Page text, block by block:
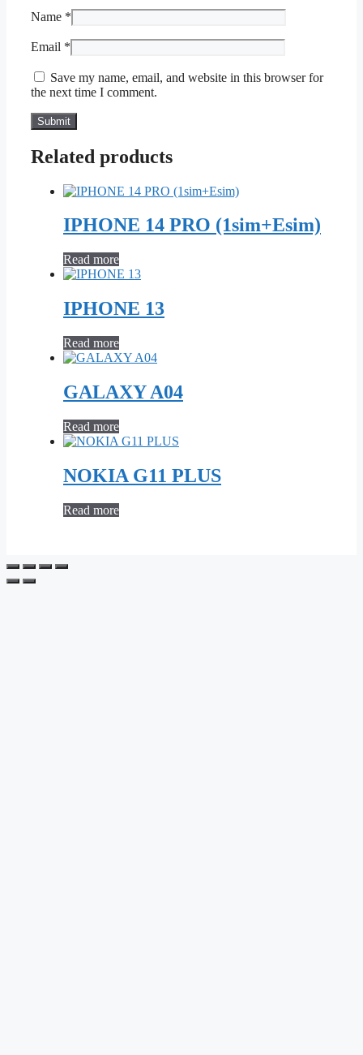
Name *
Email *
Save my name, email, and website in this browser for
the next time I comment.
Related products
IPHONE 14 PRO (1sim+Esim)
Read more
IPHONE 13
Read more
GALAXY A04
Read more
NOKIA G11 PLUS
Read more